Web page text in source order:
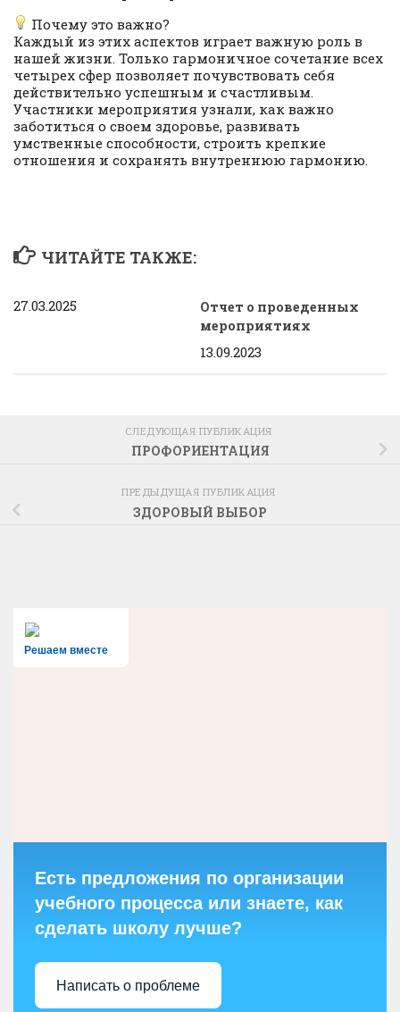
Почему это важно?
Каждый из этих аспектов играет важную роль в
нашей жизни. Только гармоничное сочетание всех
четырех сфер позволяет почувствовать себя
действительно успешным и счастливым.
Участники мероприятия узнали, как важно
заботиться о своем здоровье, развивать
умственные способности, строить крепкие
отношения и сохранять внутреннюю гармонию.
ЧИТАЙТЕ ТАКЖЕ:
27.03.2025
Отчет о проведенных
мероприятиях
13.09.2023
СЛЕДУЮЩАЯ ПУБЛИКАЦИЯ
ПРОФОРИЕНТАЦИЯ
ПРЕДЫДУЩАЯ ПУБЛИКАЦИЯ
ЗДОРОВЫЙ ВЫБОР
Решаем вместе
Есть предложения по организации
учебного процесса или знаете, как
сделать школу лучше?
Написать о проблеме